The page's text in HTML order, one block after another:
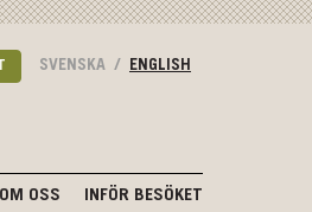
SVENSKA / ENGLISH
OM OSS INFÖR BESÖKET